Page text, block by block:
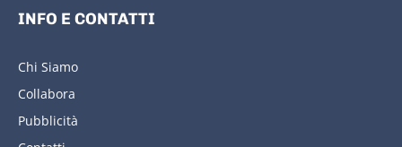
INFO E CONTATTI
Chi Siamo
Collabora
Pubblicità